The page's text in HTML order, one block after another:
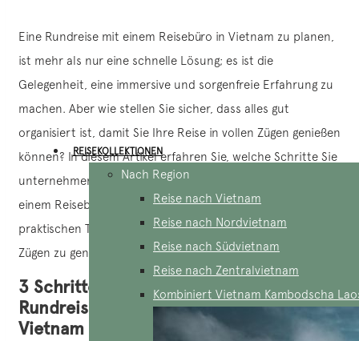
REISEKOLLEKTIONEN
Nach Region
Reise nach Vietnam
Reise nach Nordvietnam
Reise nach Südvietnam
Reise nach Zentralvietnam
Kombiniert Vietnam Kambodscha
Eine Rundreise mit einem Reisebüro in Vietnam zu planen,
ist mehr als nur eine schnelle Lösung; es ist die
Gelegenheit, eine immersive und sorgenfreie Erfahrung zu
machen. Aber wie stellen Sie sicher, dass alles gut
organisiert ist, damit Sie Ihre Reise in vollen Zügen genießen
können? In diesem Artikel erfahren Sie, welche Schritte Sie
unternehmen müssen, um eine reibungslose Reise mit
einem Reisebüro in Vietnam zu organisieren, und welche
praktischen Tipps Ihnen dabei helfen, Ihr Leben in vollen
Zügen zu genießen.
3 Schritte zu einer erfolgreichen
Rundreise mit einem Reisebüro in
Vietnam